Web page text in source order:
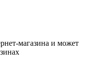
магазина и может